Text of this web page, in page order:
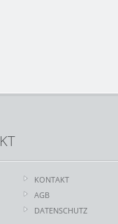
KONTAKT
AGB
DATENSCHUTZ